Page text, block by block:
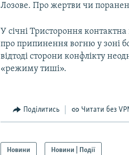
Лозове. Про жертви чи
У січні Тристороння
про припинення вогню у зоні
відтоді сторони конфлікту
«режиму тиші».
Поділитись Читати без
Новини Новини | Події